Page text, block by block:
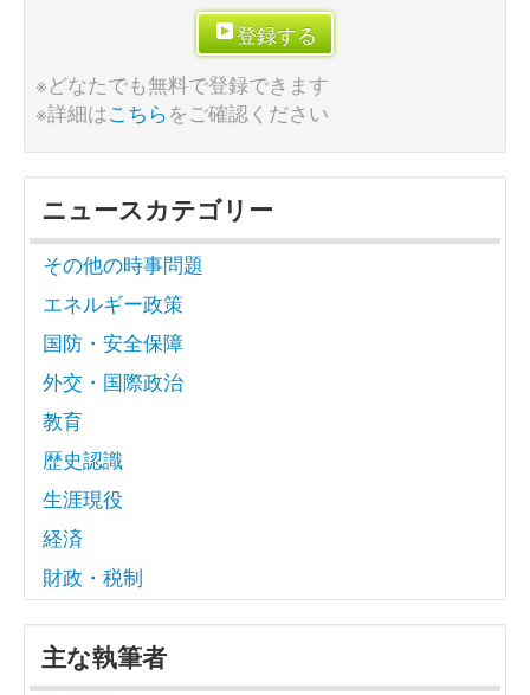
登録する
※どなたでも無料で登録できます
※詳細はこちらをご確認ください
ニュースカテゴリー
その他の時事問題
エネルギー政策
国防・安全保障
外交・国際政治
教育
歴史認識
生涯現役
経済
財政・税制
主な執筆者